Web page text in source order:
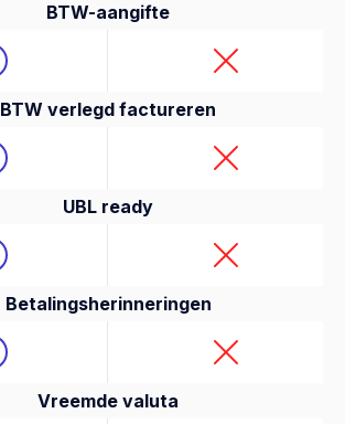
BTW-aangifte
BTW verlegd factureren
UBL ready
Betalingsherinneringen
Vreemde valuta